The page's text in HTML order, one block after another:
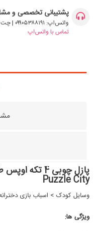
پشتیبانی تخصصی و
واتس‌اپ: ۰۹۹۰۵۳۸۸۱۹۱ | چت فروشگاه
تماس با واتس‌اپ
Puzzle City
وسایل کودک > اسباب بازی
ویژگی ها: